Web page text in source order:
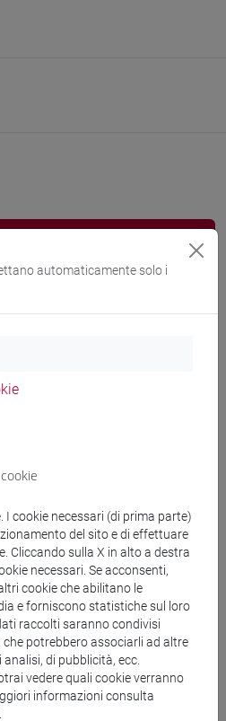
De Borja
E SCIENZE DEL
automaticamente solo i
I cookie necessari (di prima parte)
del sito e di effettuare
Cliccando sulla X in alto a destra
necessari. Se acconsenti,
cookie che abilitano le
e forniscono statistiche sul loro
raccolti saranno condivisi
potrebbero associarli ad altre
di pubblicità, ecc.
vedere quali cookie verranno
informazioni consulta